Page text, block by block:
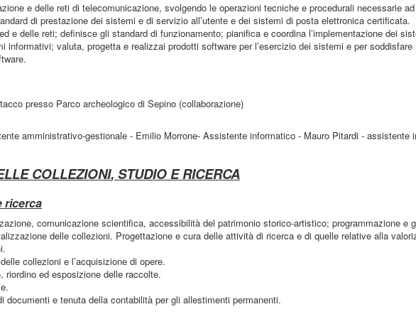
e delle reti di telecomunicazione, svolgendo le operazioni tecniche e procedurali necessarie
di prestazione dei sistemi e di servizio all’utente e dei sistemi di posta elettronica certificata.
e delle reti; definisce gli standard di funzionamento; pianifica e coordina l’implementazione dei
informativi; valuta, progetta e realizzai prodotti software per l’esercizio dei sistemi e per soddisfare
presso Parco archeologico di Sepino (collaborazione)
amministrativo-gestionale - Emilio Morrone- Assistente informatico - Mauro Pitardi - assistente
COLLEZIONI, STUDIOE RICERCA
ricerca
comunicazione scientifica, accessibilità del patrimonio storico-artistico; programmazione e
delle collezioni. Progettazione e cura delle attività di ricerca e di quelle relative alla
collezioni e l’acquisizione di opere.
ed esposizione delle raccolte.
documenti e tenuta della contabilità per gli allestimenti permanenti.